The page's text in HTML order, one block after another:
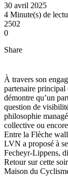
30 avril 2025
4 Minute(s) de
2502
0
Share
À travers son
partenaire
démontre qu’un
question de
philosophie
collective ou
Entre la Flèche
LVN a proposé à
Fecheyr-Lippens,
Retour sur cette
Maison du